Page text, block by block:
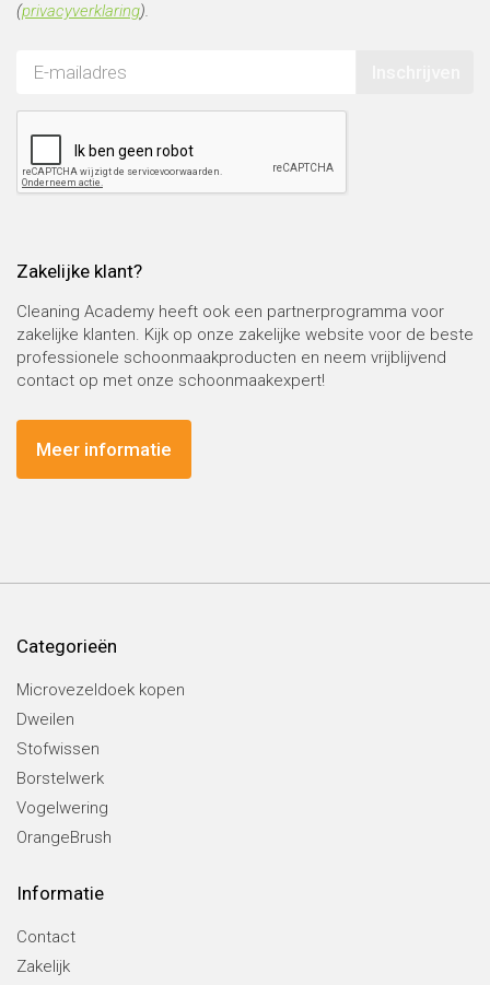
(privacyverklaring).
Zakelijke klant?
Cleaning Academy heeft ook een partnerprogramma voor
zakelijke klanten. Kijk op onze zakelijke website voor de beste
professionele schoonmaakproducten en neem vrijblijvend
contact op met onze schoonmaakexpert!
Meer informatie
Categorieën
Microvezeldoek kopen
Dweilen
Stofwissen
Borstelwerk
Vogelwering
OrangeBrush
Informatie
Contact
Zakelijk